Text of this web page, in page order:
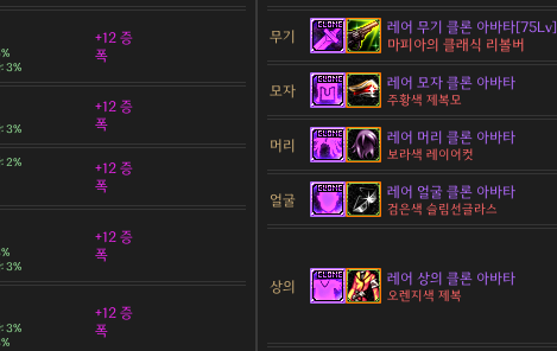
3%
+12 증
폭
3%
+12 증
폭
2%
+12 증
폭
3%
+12 증
폭
3%
+12 증
폭
무기
레어 무기 클론 아바타[75Lv]
마피아의 클래식 리볼버
모자 레어 모자 클론 아바타
주황색 제복모
머리 레어 머리 클론 아바타
보라색 레이어컷
얼굴 레어 얼굴 클론 아바타
검은색 슬림선글라스
상의 레어 상의 클론 아바타
오렌지색 제복